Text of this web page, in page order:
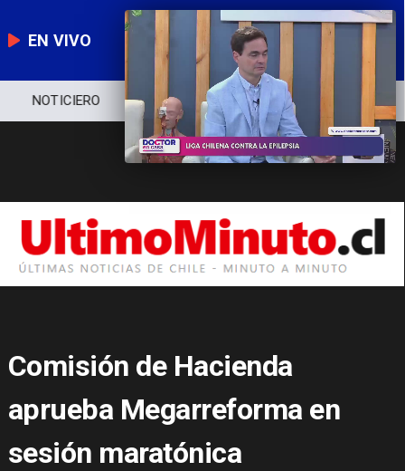
EN VIVO
NOTICIERO POLÍTICA ECONOMÍA
Comisión de Hacienda
aprueba Megarreforma en
sesión maratónica